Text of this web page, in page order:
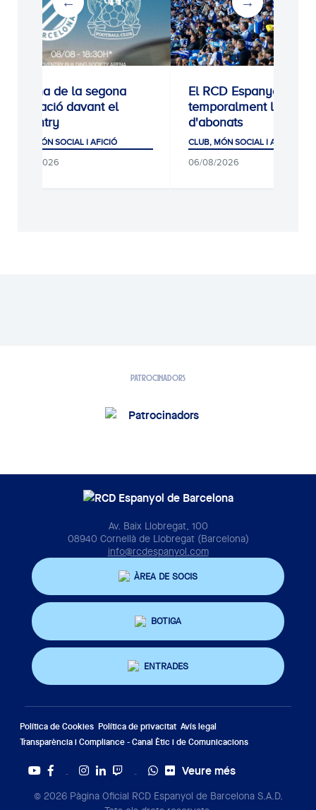
Estrena de la segona
equipació davant el
Coventry
CLUB, MÓN SOCIAL I AFICIÓ
06/08/2026
El RCD Espanyol
temporalment les altes
d'abonats
CLUB, MÓN SOCIAL I AFICIÓ
06/08/2026
PATROCINADORS
Av. Baix Llobregat, 100
08940 Cornellà de Llobregat (Barcelona)
info@rcdespanyol.com
ÀREA DE SOCIS
BOTIGA
ENTRADES
Política de Cookies Política de privacitat Avís legal
Transparència i Compliance - Canal Ètic i de Comunicacions
Veure més
© 2026 Pàgina Oficial RCD Espanyol de Barcelona S.A.D.